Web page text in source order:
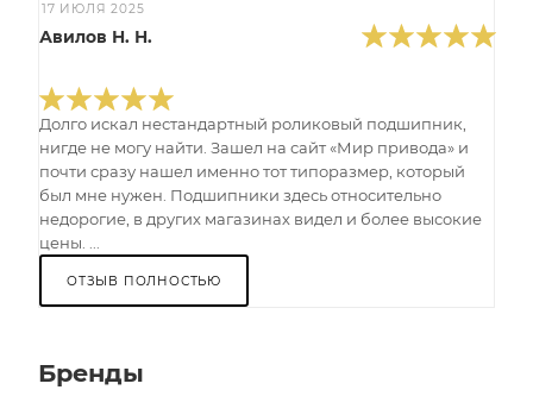
17 ИЮЛЯ 2025
Авилов Н. Н.
Долго искал нестандартный роликовый подшипник,
нигде не могу найти. Зашел на сайт «Мир привода» и
почти сразу нашел именно тот типоразмер, который
был мне нужен. Подшипники здесь относительно
недорогие, в других магазинах видел и более высокие
цены. ...
ОТЗЫВ ПОЛНОСТЬЮ
Бренды